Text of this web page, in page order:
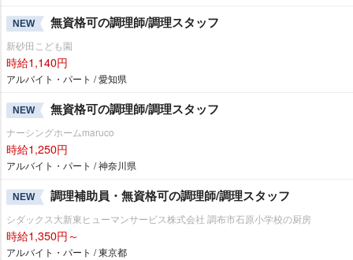
NEW 無資格可の調理師/調理スタッフ
新砂田こども園
時給1,140円
アルバイト・パート / 愛知県
NEW 無資格可の調理師/調理スタッフ
ナーシングホームmaruco
時給1,250円
アルバイト・パート / 神奈川県
NEW 調理補助員・無資格可の調理師/調理スタッフ
シダックス大新東ヒューマンサービス株式会社 調布市石原小学校の厨房
時給1,350円～
アルバイト・パート / 東京都